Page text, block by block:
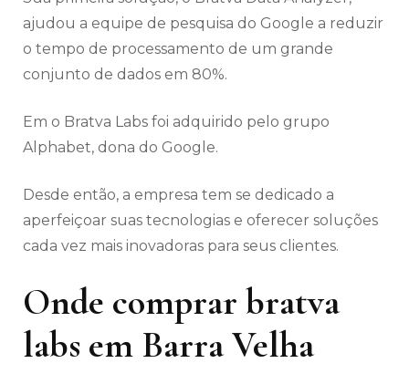
ajudou a equipe de pesquisa do Google a reduzir
o tempo de processamento de um grande
conjunto de dados em 80%.
Em o Bratva Labs foi adquirido pelo grupo
Alphabet, dona do Google.
Desde então, a empresa tem se dedicado a
aperfeiçoar suas tecnologias e oferecer soluções
cada vez mais inovadoras para seus clientes.
Onde comprar bratva
labs em Barra Velha